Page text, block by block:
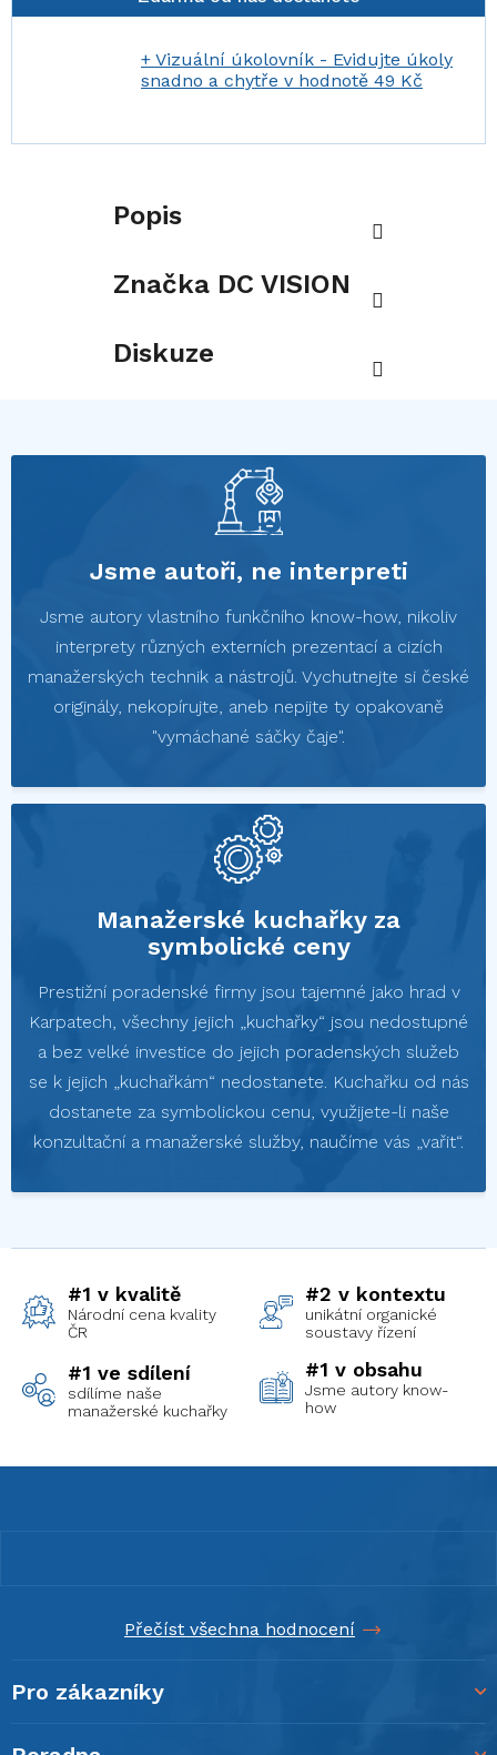
+ Vizuální úkolovník - Evidujte úkoly
snadno a chytře v hodnotě 49 Kč
#1 v kvalitě
Národní cena kvality
ČR
#2 v kontextu
unikátní organické
soustavy řízení
#1 ve sdílení
sdílíme naše
manažerské kuchařky
#1 v obsahu
Jsme autory know-
how
Popis
Značka DC VISION
Diskuze
Jsme autoři, ne interpreti
Jsme autory vlastního funkčního know-how, nikoliv
interprety různých externích prezentací a cizích
manažerských technik a nástrojů. Vychutnejte si české
originály, nekopírujte, aneb nepijte ty opakovaně
"vymáchané sáčky čaje".
Manažerské kuchařky za
symbolické ceny
Prestižní poradenské firmy jsou tajemné jako hrad v
Karpatech, všechny jejich „kuchařky“ jsou nedostupné
a bez velké investice do jejich poradenských služeb
se k jejich „kuchařkám“ nedostanete. Kuchařku od nás
dostanete za symbolickou cenu, využijete-li naše
konzultační a manažerské služby, naučíme vás „vařit“.
Přečíst všechna hodnocení
Pro zákazníky